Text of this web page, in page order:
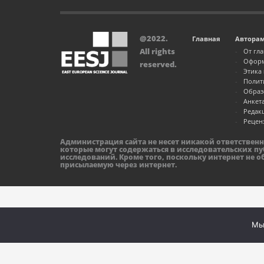
Главная
От
@2022.
All rights
reserved.
Администрация сайта не несет никакой
которые могут содержаться в исследовательских
исследований. Кроме того, поскольку интернет
присылаемую через интернет.
Мы